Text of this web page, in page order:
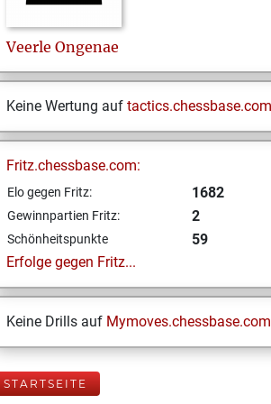
Veerle Ongenae
Keine Wertung auf tactics.chessbase.com
Fritz.chessbase.com:
Elo gegen Fritz: 1682
Gewinnpartien Fritz: 2
Schönheitspunkte
59
Erfolge gegen Fritz...
Keine Drills auf Mymoves.chessbase.com
STARTSEITE